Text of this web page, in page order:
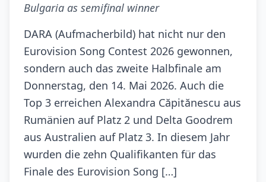
Bulgaria as semifinal winner
DARA (Aufmacherbild) hat nicht nur den
Eurovision Song Contest 2026 gewonnen,
sondern auch das zweite Halbfinale am
Donnerstag, den 14. Mai 2026. Auch die
Top 3 erreichen Alexandra Căpitănescu aus
Rumänien auf Platz 2 und Delta Goodrem
aus Australien auf Platz 3. In diesem Jahr
wurden die zehn Qualifikanten für das
Finale des Eurovision Song […]